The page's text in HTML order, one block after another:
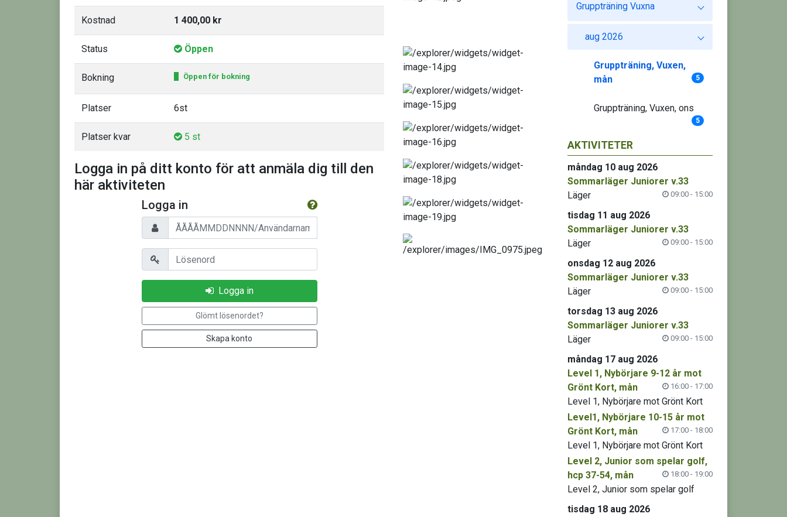
Kostnad 1 400,00 kr
Status Öppen
Bokning Öppen för bokning
Platser 6st
Platser kvar 5 st
Logga in på ditt konto för att anmäla dig till den
här aktiviteten
Logga in
Personnummer/Användarnamn
Lösenord
Logga in
Glömt lösenordet?
Skapa konto
Gruppträning Vuxna
aug 2026
Gruppträning, Vuxen,
mån
5
Gruppträning, Vuxen, ons
5
AKTIVITETER
måndag 10 aug 2026
Sommarläger Juniorer v.33
09:00 - 15:00
Läger
tisdag 11 aug 2026
Sommarläger Juniorer v.33
09:00 - 15:00
Läger
onsdag 12 aug 2026
Sommarläger Juniorer v.33
09:00 - 15:00
Läger
torsdag 13 aug 2026
Sommarläger Juniorer v.33
09:00 - 15:00
Läger
måndag 17 aug 2026
Level 1, Nybörjare 9-12 år mot
Grönt Kort, mån
16:00 - 17:00
Level 1, Nybörjare mot Grönt Kort
Level1, Nybörjare 10-15 år mot
Grönt Kort, mån
17:00 - 18:00
Level 1, Nybörjare mot Grönt Kort
Level 2, Junior som spelar golf,
hcp 37-54, mån
18:00 - 19:00
Level 2, Junior som spelar golf
tisdag 18 aug 2026